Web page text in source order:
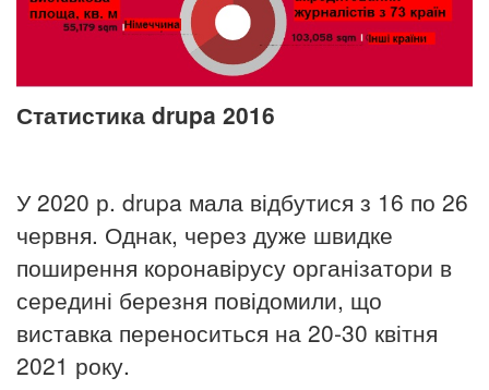
Статистика drupa 2016
У 2020 р. drupa мала відбутися з 16 по 26
червня. Однак, через дуже швидке
поширення коронавірусу організатори в
середині березня повідомили, що
виставка переноситься на 20-30 квітня
2021 року.